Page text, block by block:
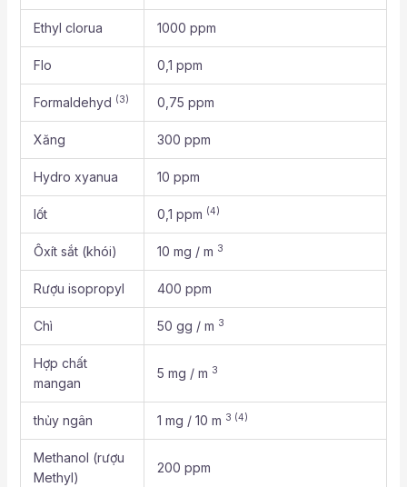
Ethyl clorua 1000 ppm
Flo 0,1 ppm
Formaldehyd (3) 0,75 ppm
Xăng 300 ppm
Hydro xyanua 10 ppm
Iốt 0,1 ppm (4)
Ôxít sắt (khói) 10 mg / m 3
Rượu isopropyl 400 ppm
Chì 50 gg / m 3
Hợp chất
mangan
5 mg / m 3
thủy ngân 1 mg / 10 m 3 (4)
Methanol (rượu
Methyl)
200 ppm